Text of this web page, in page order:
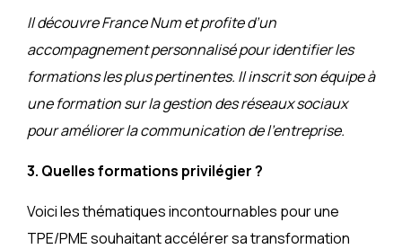
Il découvre France Num et profite d’un
accompagnement personnalisé pour identifier les
formations les plus pertinentes. Il inscrit son équipe à
une formation sur la gestion des réseaux sociaux
pour améliorer la communication de l’entreprise.
3. Quelles formations privilégier ?
Voici les thématiques incontournables pour une
TPE/PME souhaitant accélérer sa transformation